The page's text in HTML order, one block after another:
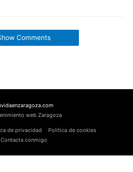
Comments
web Zaragoza
de privacidad
Política de cookies
Contacta conmigo